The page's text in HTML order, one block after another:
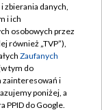
zbierania danych,
i ich
osobowych przez
również „TVP”),
Zaufanych
tym do
zainteresowań i
poniżej, a
PPID do Google.